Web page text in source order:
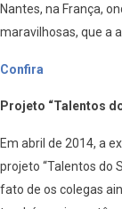
Nantes, na França,
maravilhosas, que a
Confira
Projeto “Talentos
Em abril de 2014, a
projeto “Talentos do
fato de os colegas